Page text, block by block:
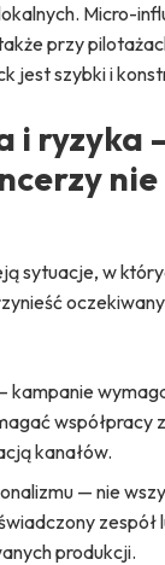
Micro-
przy
jest szybki i
i ryzyka
nie
sytuacje, w
kampanie
współpracy
kanałów.
— nie
zespół
produkcji.